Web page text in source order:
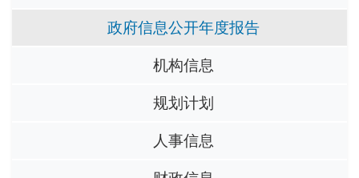
政府信息公开年度报告
机构信息
规划计划
人事信息